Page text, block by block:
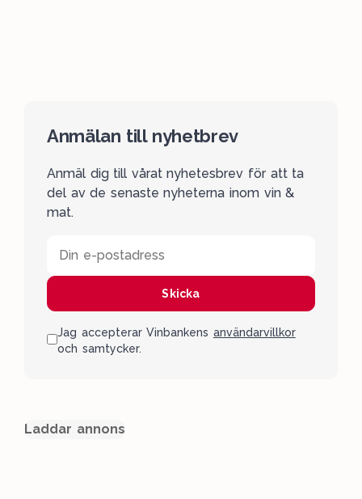
Anmälan till nyhetbrev
Anmäl dig till vårat nyhetesbrev för att ta
del av de senaste nyheterna inom vin &
mat.
Din e-postadress
Skicka
Jag accepterar Vinbankens användarvillkor
och samtycker.
Laddar annons